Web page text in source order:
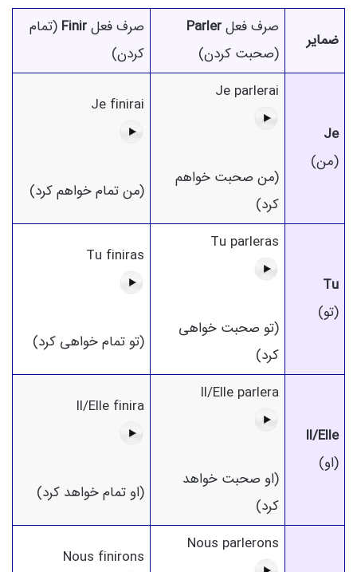
ضمایر
صرف فعلParler
(صحبت کردن)
صرف فعلFinir (تمام
کردن)
Je
(من)
Je parlerai
(من صحبت خواهم
کرد)
Je finirai
(من تمام خواهم کرد)
Tu
(تو)
Tu parleras
(تو صحبت خواهی
کرد)
Tu finiras
(تو تمام خواهی کرد)
Il/Elle
(او)
Il/Elle parlera
(او صحبت خواهد
کرد)
Il/Elle finira
(او تمام خواهد کرد)
Nous parlerons
Nous finirons